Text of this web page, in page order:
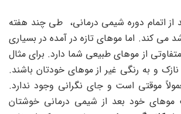
از اتمام دوره شیمی درمانی، طی چند هفته
می کند. اما موهای تازه در آمده در بسیاری
از موهای طبیعی شما دارد. برای مثال
و به رنگی غیر از موهای خودتان باشند.
موقتی است و جای نگرانی وجود ندارد.
موهای خود بعد از شیمی درمانی خوشتان